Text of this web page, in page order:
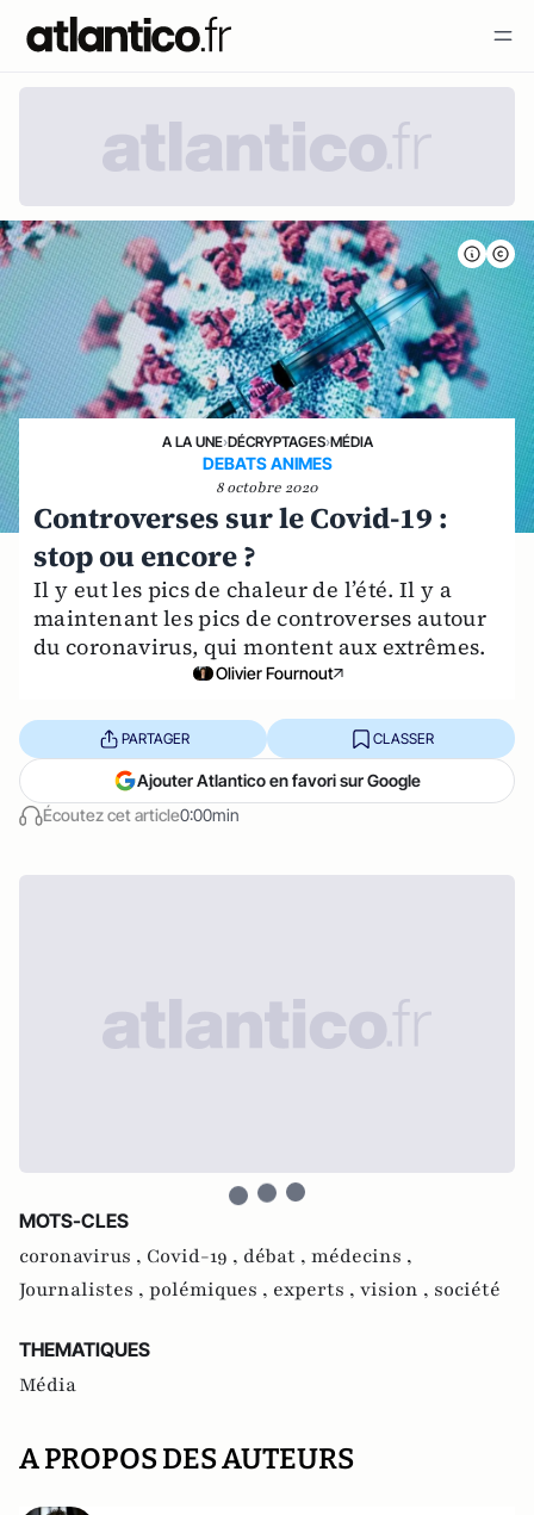
A LA UNE›DÉCRYPTAGES›MÉDIA
DEBATS ANIMES
8 octobre 2020
Controverses sur le Covid-19 :
stop ou encore ?
Il y eut les pics de chaleur de l’été. Il y a
maintenant les pics de controverses autour
du coronavirus, qui montent aux extrêmes.
Olivier Fournout
Écoutez cet article0:00min
PARTAGER CLASSER
Ajouter Atlantico en favori sur Google
MOTS-CLES
coronavirus , Covid-19 , débat , médecins ,
Journalistes , polémiques , experts , vision , société
THEMATIQUES
Média
A PROPOS DES AUTEURS